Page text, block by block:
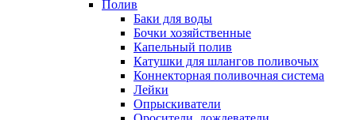
Полив
Баки для воды
Бочки хозяйственные
Капельный полив
Катушки для шлангов поливочых
Коннекторная поливочная система
Лейки
Опрыскиватели